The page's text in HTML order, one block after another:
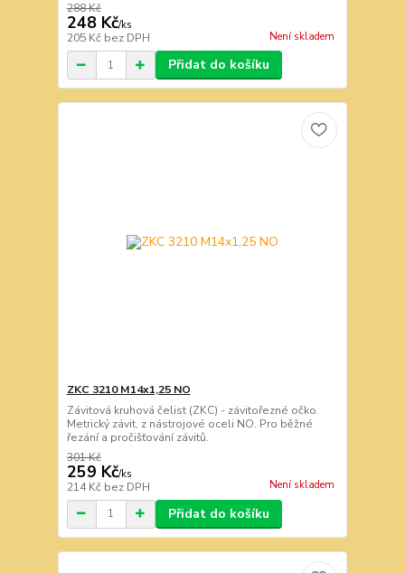
288 Kč
248 Kč/ks
205 Kč bez DPH Není skladem
Přidat do košíku
ZKC 3210 M14x1,25 NO
Závitová kruhová čelist (ZKC) - závitořezné očko.
Metrický závit, z nástrojové oceli NO. Pro běžné
řezání a pročišťování závitů.
301 Kč
259 Kč/ks
214 Kč bez DPH Není skladem
Přidat do košíku